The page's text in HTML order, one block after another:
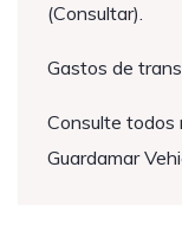
(Consultar).
Gastos de
Consulte todos
Guardamar